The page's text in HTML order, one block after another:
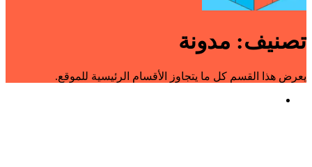
تصنيف: مدونة
يعرض هذا القسم كل ما يتجاوز الأقسام الرئيسية للموقع.